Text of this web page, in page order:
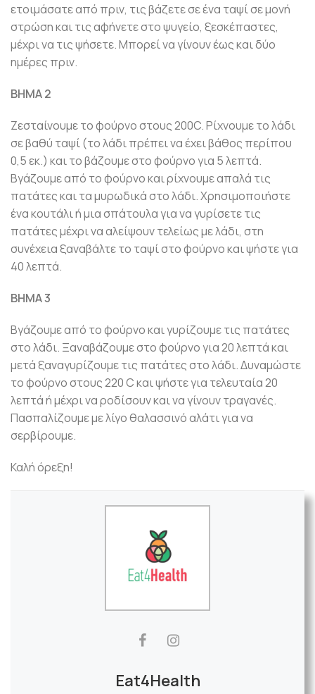
ετοιμάσατε από πριν, τις βάζετε σε ένα ταψί σε μονή
στρώση και τις αφήνετε στο ψυγείο, ξεσκέπαστες,
μέχρι να τις ψήσετε. Μπορεί να γίνουν έως και δύο
ημέρες πριν.
ΒΗΜΑ 2
Ζεσταίνουμε το φούρνο στους 200C. Ρίχνουμε το λάδι
σε βαθύ ταψί (το λάδι πρέπει να έχει βάθος περίπου
0,5 εκ.) και το βάζουμε στο φούρνο για 5 λεπτά.
Βγάζουμε από το φούρνο και ρίχνουμε απαλά τις
πατάτες και τα μυρωδικά στο λάδι. Χρησιμοποιήστε
ένα κουτάλι ή μια σπάτουλα για να γυρίσετε τις
πατάτες μέχρι να αλείψουν τελείως με λάδι, στη
συνέχεια ξαναβάλτε το ταψί στο φούρνο και ψήστε για
40 λεπτά.
ΒΗΜΑ 3
Βγάζουμε από το φούρνο και γυρίζουμε τις πατάτες
στο λάδι. Ξαναβάζουμε στο φούρνο για 20 λεπτά και
μετά ξαναγυρίζουμε τις πατάτες στο λάδι. Δυναμώστε
το φούρνο στους 220 C και ψήστε για τελευταία 20
λεπτά ή μέχρι να ροδίσουν και να γίνουν τραγανές.
Πασπαλίζουμε με λίγο θαλασσινό αλάτι για να
σερβίρουμε.
Καλή όρεξη!
Eat4Health